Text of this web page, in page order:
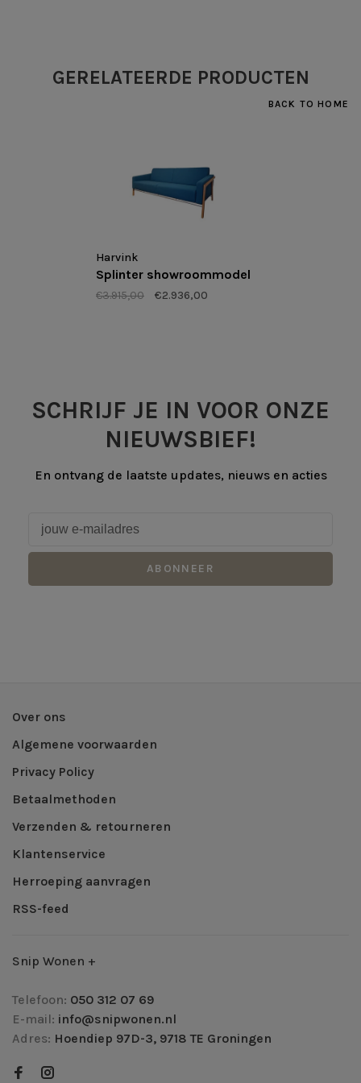
GERELATEERDE PRODUCTEN
BACK TO HOME
Harvink
Splinter showroommodel
€3.915,00 €2.936,00
SCHRIJF JE IN VOOR ONZE
NIEUWSBIEF!
En ontvang de laatste updates, nieuws en acties
ABONNEER
Over ons
Algemene voorwaarden
Privacy Policy
Betaalmethoden
Verzenden & retourneren
Klantenservice
Herroeping aanvragen
RSS-feed
Snip Wonen +
Telefoon: 050 312 07 69
E-mail: info@snipwonen.nl
Adres: Hoendiep 97D-3, 9718 TE Groningen